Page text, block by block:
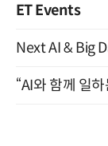
ET Events